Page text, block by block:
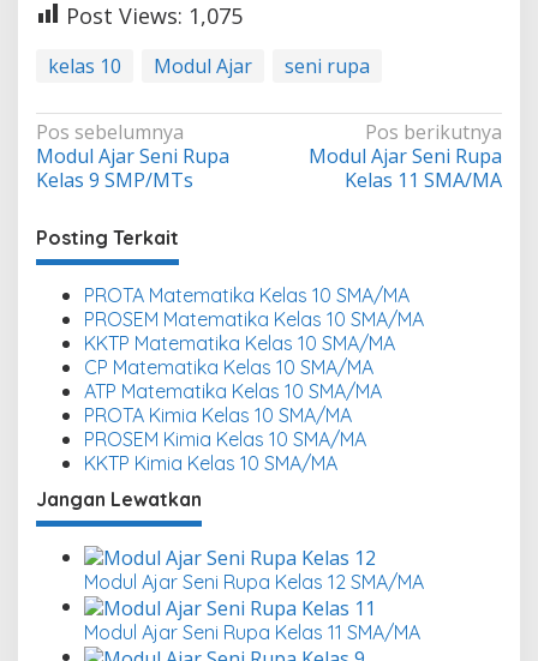
Post Views: 1,075
kelas 10 Modul Ajar seni rupa
Navigasi
pos
Pos sebelumnya
Modul Ajar Seni Rupa
Kelas 9 SMP/MTs
Pos berikutnya
Modul Ajar Seni Rupa
Kelas 11 SMA/MA
Posting Terkait
PROTA Matematika Kelas 10 SMA/MA
PROSEM Matematika Kelas 10 SMA/MA
KKTP Matematika Kelas 10 SMA/MA
CP Matematika Kelas 10 SMA/MA
ATP Matematika Kelas 10 SMA/MA
PROTA Kimia Kelas 10 SMA/MA
PROSEM Kimia Kelas 10 SMA/MA
KKTP Kimia Kelas 10 SMA/MA
Jangan Lewatkan
Modul Ajar Seni Rupa Kelas 12 SMA/MA
Modul Ajar Seni Rupa Kelas 11 SMA/MA